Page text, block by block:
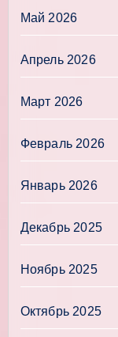
Май 2026
Апрель 2026
Март 2026
Февраль 2026
Январь 2026
Декабрь 2025
Ноябрь 2025
Октябрь 2025